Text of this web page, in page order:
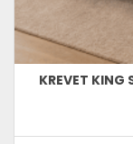
KREVET KING